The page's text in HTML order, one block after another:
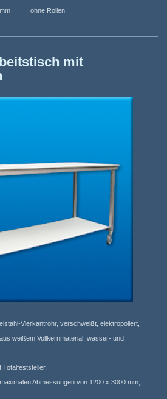
ohne Rollen
mit
Vierkantrohr, verschweißt, elektropoliert,
weißem Vollkernmaterial, wasser- und
Abmessungen von 1200 x 3000 mm,